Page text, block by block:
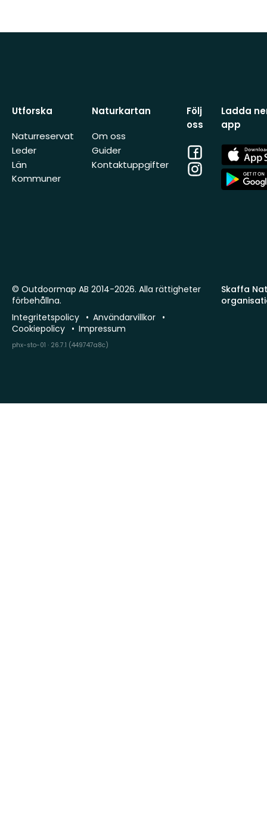
Utforska
Naturreservat
Leder
Län
Kommuner
Naturkartan
Om oss
Guider
Kontaktuppgifter
Följ
oss
Facebook
Instagram
Ladda
app
App
Store
App
Store
Skaffa
© Outdoormap AB 2014-2026. Alla rättigheter
förbehållna.
Integritetspolicy
Användarvillkor
Cookiepolicy
Impressum
phx-sto-01 · 26.7.1 (449747a8c)